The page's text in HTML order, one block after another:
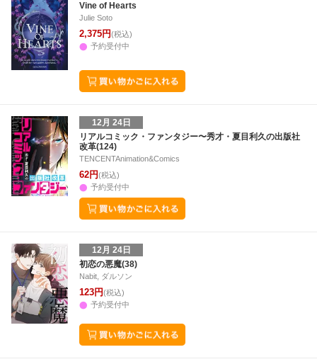
Vine of Hearts
Julie Soto
2,375円(税込)
予約受付中
12月 24日
リアルコミック・ファンタジー〜秀才・夏目利久の出版社
改革(124)
TENCENTAnimation&Comics
62円(税込)
予約受付中
12月 24日
初恋の悪魔(38)
Nabit, ダルソン
123円(税込)
予約受付中